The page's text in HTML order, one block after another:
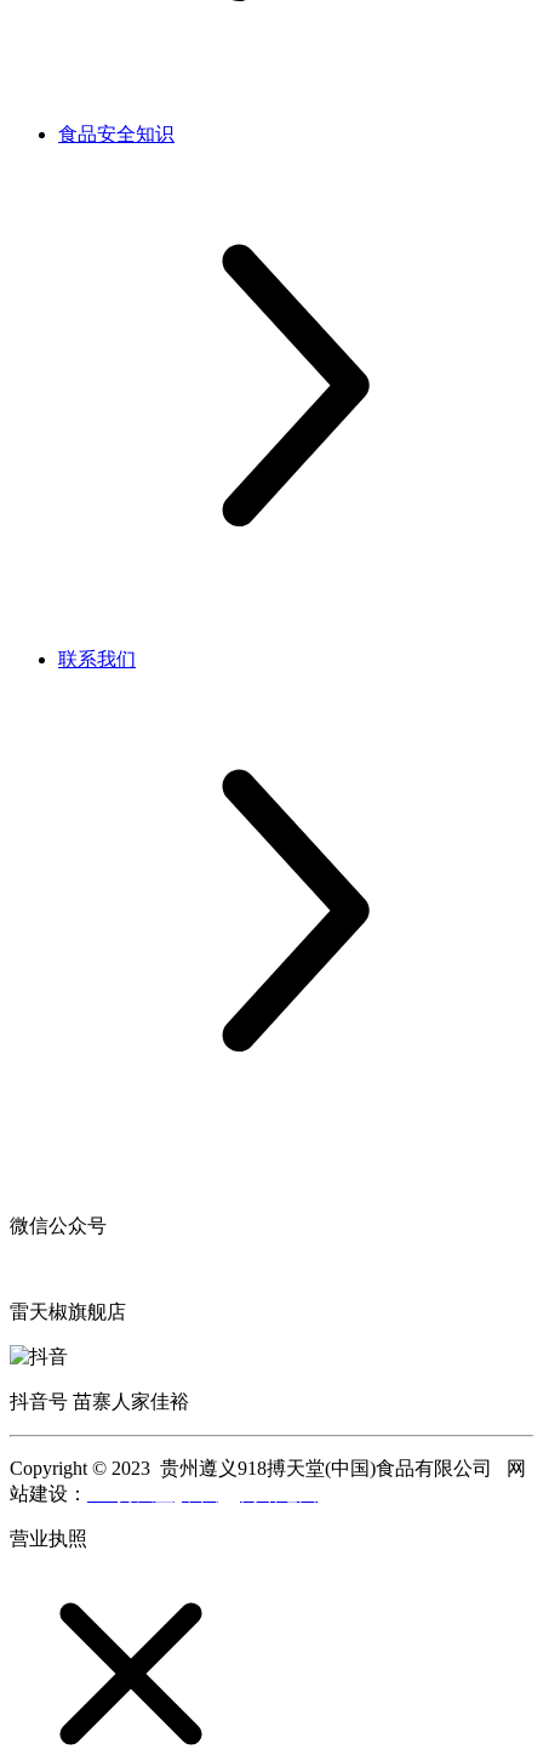
食品安全知识
联系我们
微信公众号
雷天椒旗舰店
抖音号 苗寨人家佳裕
Copyright © 2023 贵州遵义918搏天堂(中国)食品有限公司 网
站建设：
营业执照